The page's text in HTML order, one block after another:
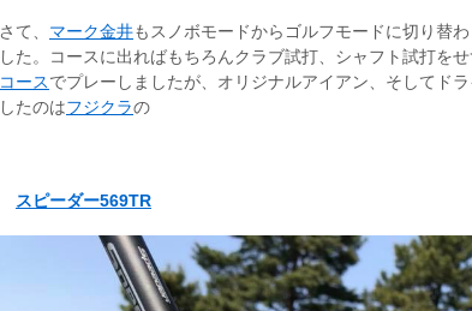
さて、 マーク金井もスノボモードからゴルフモードに切り替
した。コースに出ればもちろんクラブ試打、シャフト試打を
コースでプレーしましたが、オリジナルアイアン、そしてド
したのはフジクラの
スピーダー569TR